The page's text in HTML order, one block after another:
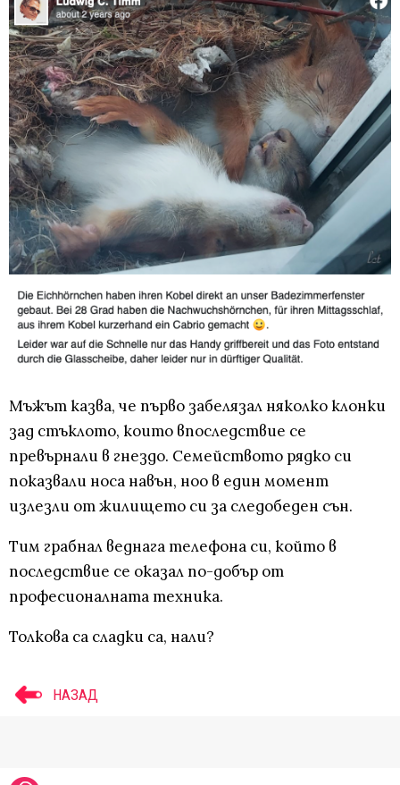
Мъжът казва, че първо забелязал няколко клонки
зад стъклото, които впоследствие се
превърнали в гнездо. Семейството рядко си
показвали носа навън, ноо в един момент
излезли от жилището си за следобеден сън.
Тим грабнал веднага телефона си, който в
последствие се оказал по-добър от
професионалната техника.
Толкова са сладки са, нали?
НАЗАД